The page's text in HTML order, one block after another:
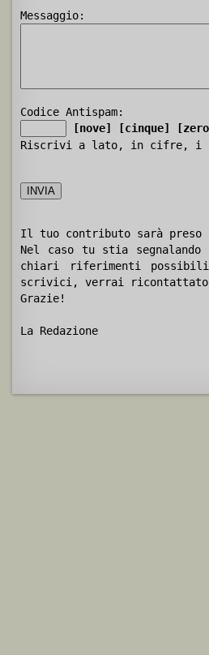
Messaggio:
Codice Antispam:
[nove]
[cinque]
Riscrivi a lato, in cifre, i
Il tuo contributo sarà preso
Nel caso tu stia
chiari riferimenti
scrivici, verrai
Grazie!
La Redazione